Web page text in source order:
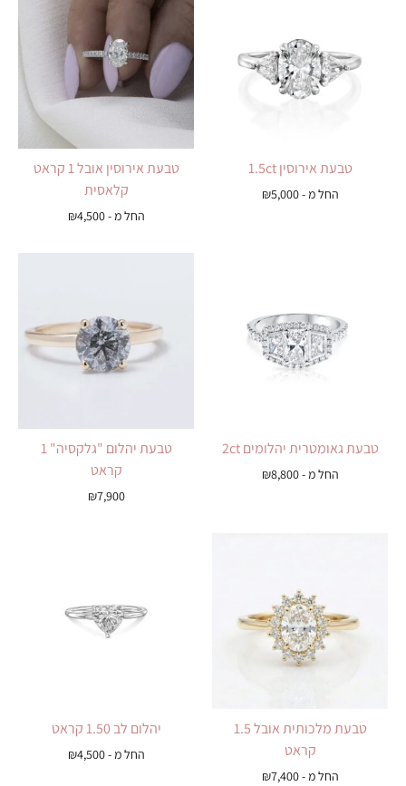
טבעת אירוסין 1.5ct
החל מ - ₪5,000
טבעת אירוסין אובל 1 קראט
קלאסית
החל מ - ₪4,500
טבעת גאומטרית יהלומים 2ct
החל מ - ₪8,800
טבעת יהלום "גלקסיה" 1
קראט
₪7,900
טבעת מלכותית אובל 1.5
קראט
החל מ - ₪7,400
יהלום לב 1.50 קראט
החל מ - ₪4,500